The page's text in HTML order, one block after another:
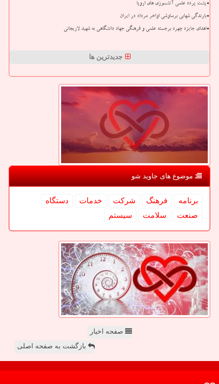
پشت پرده علمی آتشسوزی های اروپا
بارندگی شهابی برساوشی اواخر مرداد در ایران
اهدای جایزه چهره برجسته علمی و فرهنگی جهاد دانشگاهی به شهید لاریجانی
جدیدترین ها
موضوع های جاوید شو
برنامه فرهنگ شركت خدمات
دستگاه
صنعت
سلامت سیستم
صفحه اخبار
بازگشت به صفحه اصلی